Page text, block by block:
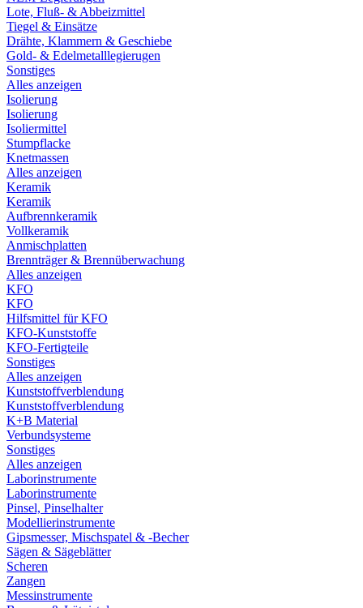
Lote, Fluß- & Abbeizmittel
Tiegel & Einsätze
Drähte, Klammern & Geschiebe
Gold- & Edelmetalllegierugen
Sonstiges
Alles anzeigen
Isolierung
Isolierung
Isoliermittel
Stumpflacke
Knetmassen
Alles anzeigen
Keramik
Keramik
Aufbrennkeramik
Vollkeramik
Anmischplatten
Brennträger & Brennüberwachung
Alles anzeigen
KFO
KFO
Hilfsmittel für KFO
KFO-Kunststoffe
KFO-Fertigteile
Sonstiges
Alles anzeigen
Kunststoffverblendung
Kunststoffverblendung
K+B Material
Verbundsysteme
Sonstiges
Alles anzeigen
Laborinstrumente
Laborinstrumente
Pinsel, Pinselhalter
Modellierinstrumente
Gipsmesser, Mischspatel & -Becher
Sägen & Sägeblätter
Scheren
Zangen
Messinstrumente